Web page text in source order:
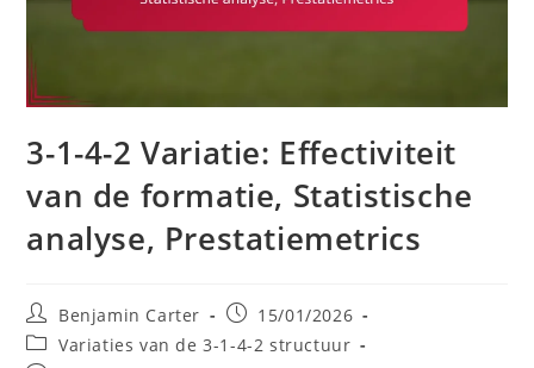
3-1-4-2 Variatie: Effectiviteit
van de formatie, Statistische
analyse, Prestatiemetrics
Post
author:
Benjamin Carter
Post
published:
15/01/2026
PostVariaties van de 3-1-4-2 structuur